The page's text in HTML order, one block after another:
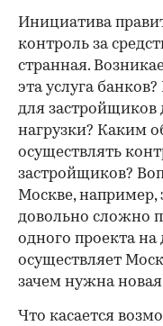
Инициатива
контроль за
странная.
эта услуга
для
нагрузки? Каким
осуществлять
застройщиков?
Москве, например,
довольно сложно
одного проекта на
осуществляет
зачем нужна
Что касается